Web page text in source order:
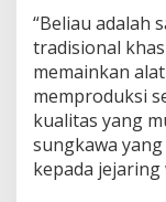
“Beliau adalah
tradisional
memainkan
memproduksi
kualitas yang
sungkawa
kepada jejaring